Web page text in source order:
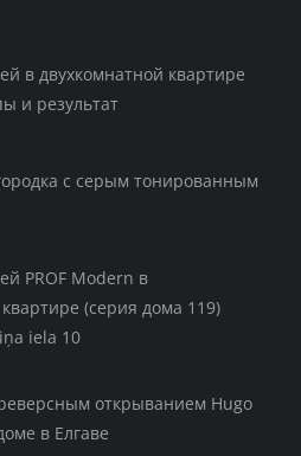
в двухкомнатной квартире
и результат
с серым тонированным
PROF Modern в
(серия дома 119)
iela 10
открыванием Hugo
в Елгаве